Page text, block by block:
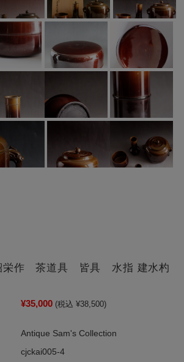
栄作 茶道具 皆具 水指 建水杓
¥35,000 (税込 ¥38,500)
Antique Sam's Collection
cjckai005-4